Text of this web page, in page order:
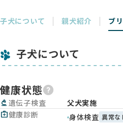
子犬について 親犬紹介 ブ
子犬について
健康状態
biotech 遺伝子検査
父犬実施
medical_services健康診断 身体検査 異常な